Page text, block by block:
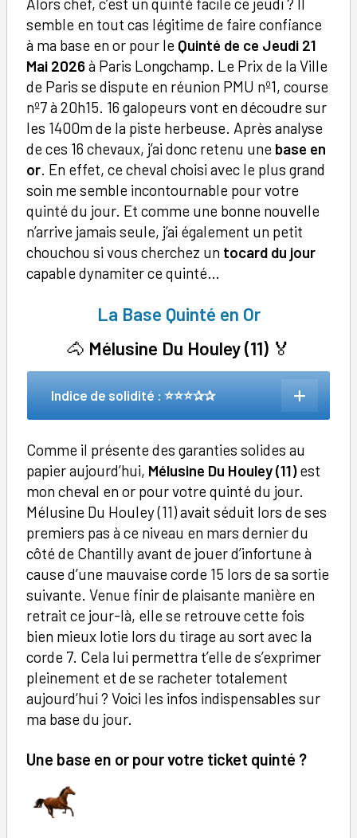
semble en tout cas légitime de faire confiance
à ma base en or pour le Quinté de ce Jeudi 21
Mai 2026à Paris Longchamp. Le Prix de la Ville
de Paris se dispute en réunion PMU nº1, course
nº7 à 20h15. 16 galopeurs vont en découdre sur
les 1400m de la piste herbeuse. Après analyse
de ces 16 chevaux, j’ai donc retenu une base en
or. En effet, ce cheval choisi avec le plus grand
soin me semble incontournable pour votre
quinté du jour. Et comme une bonne nouvelle
n’arrive jamais seule, j’ai également un petit
chouchou si vous cherchez un tocard du jour
capable dynamiter ce quinté…
La Base Quinté en Or
🐴 Mélusine Du Houley (11) 🏅
Indice de solidité : ⭐⭐⭐✰✰
Comme il présente des garanties solides au
papier aujourd’hui, Mélusine Du Houley (11)est
mon cheval en or pour votre quinté du jour.
Mélusine Du Houley (11) avait séduit lors de ses
premiers pas à ce niveau en mars dernier du
côté de Chantilly avant de jouer d’infortune à
cause d’une mauvaise corde 15 lors de sa sortie
suivante. Venue finir de plaisante manière en
retrait ce jour-là, elle se retrouve cette fois
bien mieux lotie lors du tirage au sort avec la
corde 7. Cela lui permettra t’elle de s’exprimer
pleinement et de se racheter totalement
aujourd’hui ? Voici les infos indispensables sur
ma base du jour.
Une base en or pour votre ticket quinté ?